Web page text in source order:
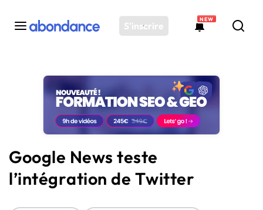
S'inscrire
NEW
Toutes les actus
Actus SEO
Plateforme
Solutions
Ressources
Audit SEO
Google News teste
l’intégration de Twitter